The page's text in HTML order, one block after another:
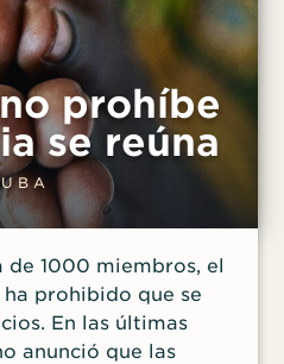
no conocen a Cristo.
conocer más sobre la
cristianos en Cuba
prohíbe
se reúna
de 1000 miembros, el
prohibido que se
En las últimas
anunció que las